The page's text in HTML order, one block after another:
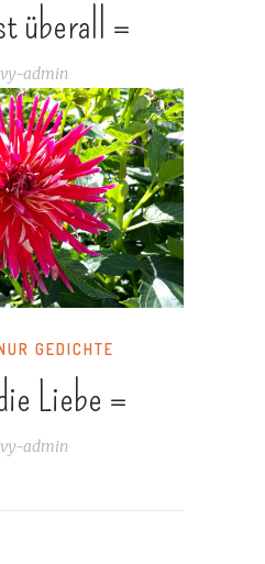
überall =
admin
GEDICHTE
Liebe =
admin